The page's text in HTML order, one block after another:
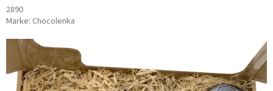
2890
Marke: Chocolenka